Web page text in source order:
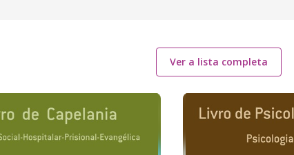
Ver a lista completa